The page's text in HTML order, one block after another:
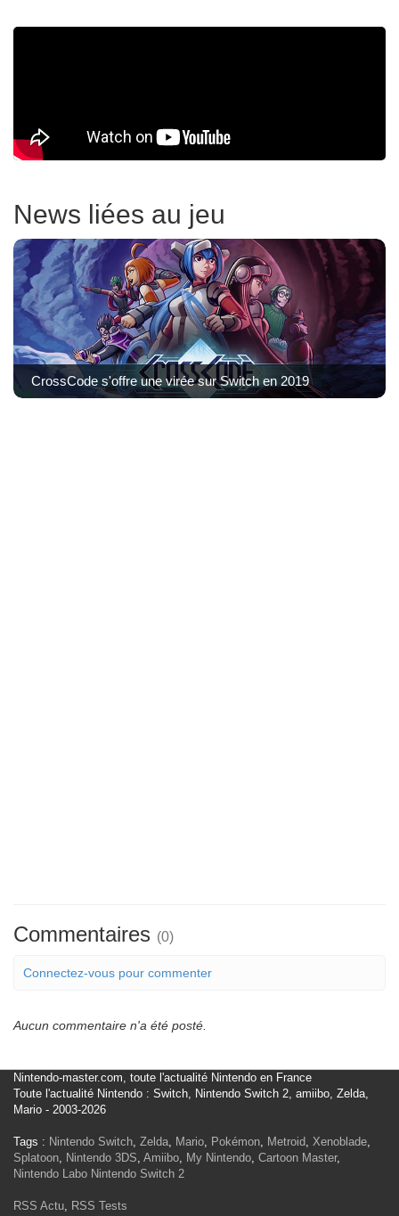
News liées au jeu
CrossCode s'offre une virée sur Switch en 2019
Commentaires (0)
Connectez-vous pour commenter
Aucun commentaire n'a été posté.
Nintendo-master.com, toute l'actualité Nintendo en France
Toute l'actualité Nintendo : Switch, Nintendo Switch 2, amiibo, Zelda,
Mario - 2003-2026
Tags : Nintendo Switch, Zelda, Mario, Pokémon, Metroid, Xenoblade,
Splatoon, Nintendo 3DS, Amiibo, My Nintendo, Cartoon Master,
Nintendo Labo Nintendo Switch 2
RSS Actu, RSS Tests